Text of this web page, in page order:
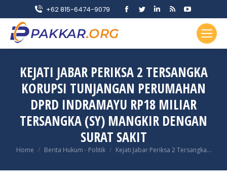
+62 815-6474-9079
Facebook
in
window
Twitter
in
window
Linkedin
in
window
Rss
opens
in
window
YouTube
page
opens
in
window
KEJATI JABAR PERIKSA 2 TERSANGKA
KORUPSI TUNJANGAN PERUMAHAN
DPRD INDRAMAYU RP18 MILIAR
TERSANGKA (SY) MANGKIR DENGAN
SURAT SAKIT
You are here:
Home Berita Hukum - Politik Kejati Jabar Periksa 2 Tersangka…